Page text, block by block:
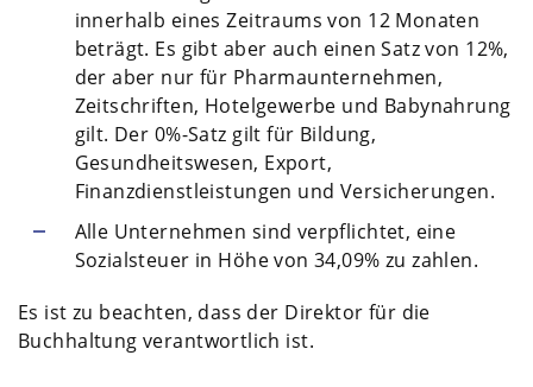
innerhalb eines Zeitraums von 12 Monaten
beträgt. Es gibt aber auch einen Satz von 12%,
der aber nur für Pharmaunternehmen,
Zeitschriften, Hotelgewerbe und Babynahrung
gilt. Der 0%-Satz gilt für Bildung,
Gesundheitswesen, Export,
Finanzdienstleistungen und Versicherungen.
Alle Unternehmen sind verpflichtet, eine
Sozialsteuer in Höhe von 34,09% zu zahlen.
Es ist zu beachten, dass der Direktor für die
Buchhaltung verantwortlich ist.